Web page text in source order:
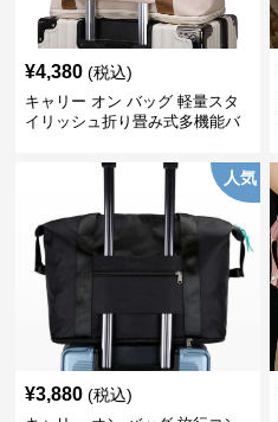
¥4,380 (税込)
キャリー オン バッグ 軽量スタ
イリッシュ折り畳み式多機能バ
人気
¥3,880 (税込)